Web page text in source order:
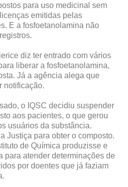
para uso medicinal sem
emitidas pelas
E a fosfoetanolamina não
diz ter entrado com vários
liberar a fosfoetanolamina,
Já a agência alega que
notificação.
o IQSC decidiu suspender
aos pacientes, o que gerou
usuários da substância.
Justiça para obter o composto.
de Química produzisse e
para atender determinações de
por doentes que já faziam